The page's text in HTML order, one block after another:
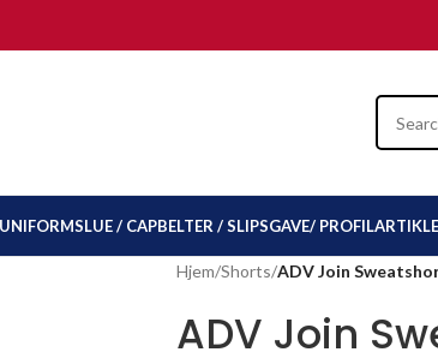
UNIFORMSLUE / CAPBELTER / SLIPSGAVE/
Hjem/Shorts/ADV Join
ADV Join